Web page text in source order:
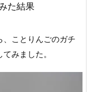
た結果
、ことりんごのガチ
みました。